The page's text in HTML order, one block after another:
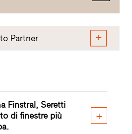
Partner
Finstral, Seretti
di finestre più